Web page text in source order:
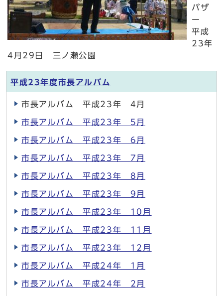
バザ
ー
平成
23年
4月29日 三ノ瀬公園
平成23年度市長アルバム
市長アルバム 平成23年 4月
市長アルバム 平成23年 5月
市長アルバム 平成23年 6月
市長アルバム 平成23年 7月
市長アルバム 平成23年 8月
市長アルバム 平成23年 9月
市長アルバム 平成23年 10月
市長アルバム 平成23年 11月
市長アルバム 平成23年 12月
市長アルバム 平成24年 1月
市長アルバム 平成24年 2月